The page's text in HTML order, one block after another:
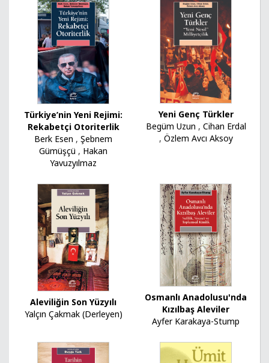
Türkiye’nin Yeni Rejimi:
Rekabetçi Otoriterlik
Berk Esen , Şebnem
Gümüşçü , Hakan
Yavuzyılmaz
Yeni Genç Türkler
Begüm Uzun , Cihan Erdal
, Özlem Avcı Aksoy
Aleviliğin Son Yüzyılı
Yalçın Çakmak (Derleyen)
Osmanlı Anadolusu'nda
Kızılbaş Aleviler
Ayfer Karakaya-Stump